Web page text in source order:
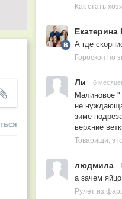
Как стать
А где
Гороскоп по
Ли 6
Малиновое
не
зиме
верхние
людмила
а зачем
Рулет из